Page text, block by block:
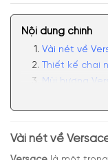
Nội dung chính
Vài nét về
Thiết kế chai
Mùi hương
Vài nét về